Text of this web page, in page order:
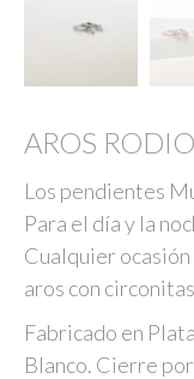
AROS
Los pendientes
Para el día y la
Cualquier
aros con
Fabricado en
Blanco. Cierre